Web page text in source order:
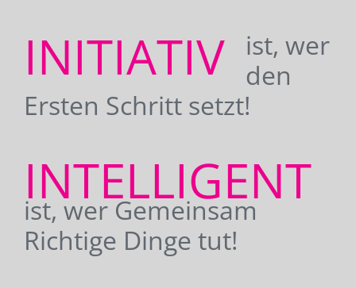
INITIATIV
ist, wer
den
Ersten Schritt setzt!
INTELLIGENT
ist, wer Gemeinsam
Richtige Dinge tut!